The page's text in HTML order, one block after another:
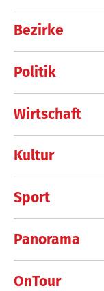
Bezirke
Politik
Wirtschaft
Kultur
Sport
Panorama
OnTour